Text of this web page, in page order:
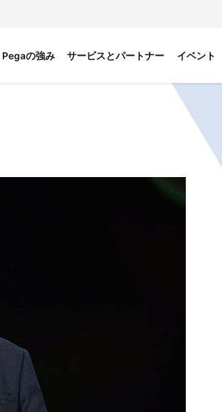
Pegaの強み サービスとパートナー イベント